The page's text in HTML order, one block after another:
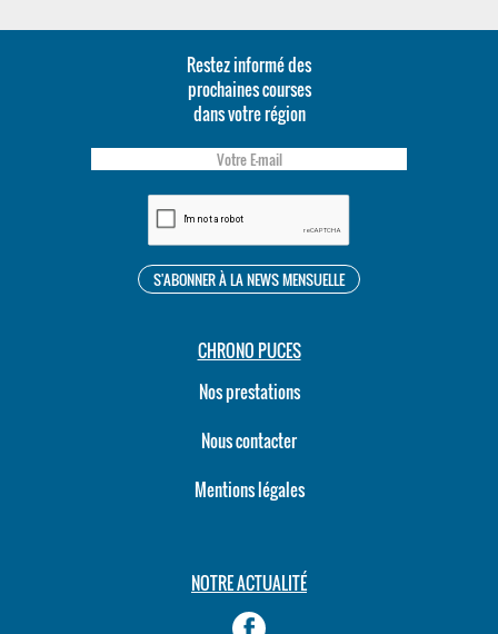
Restez informé des
prochaines courses
dans votre région
CHRONO PUCES
Nos prestations
Nous contacter
Mentions légales
NOTRE ACTUALITÉ